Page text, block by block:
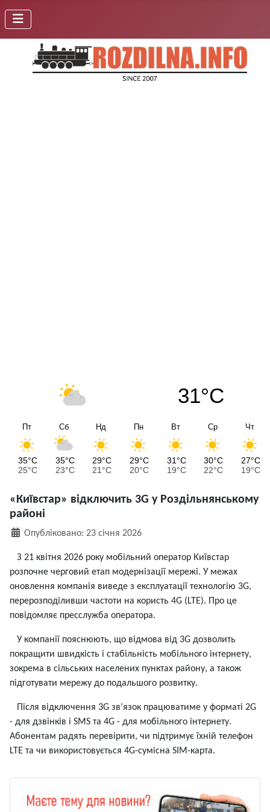
31°C
Пт
35°C
25°C
Сб
35°C
23°C
Нд
29°C
21°C
Пн
29°C
20°C
Вт
31°C
19°C
Ср
30°C
22°C
Чт
27°C
19°C
«Київстар» відключить 3G у Роздільнянському
районі
ДеталіОпубліковано: 23 січня 2026
З 21 квітня 2026 року мобільний оператор Київстар
розпочне черговий етап модернізації мережі. У межах
оновлення компанія виведе з експлуатації технологію 3G,
перерозподіливши частоти на користь 4G (LTE). Про це
повідомляє пресслужба оператора.
У компанії пояснюють, що відмова від 3G дозволить
покращити швидкість і стабільність мобільного інтернету,
зокрема в сільських населених пунктах району, а також
підготувати мережу до подальшого розвитку.
Після відключення 3G зв’язок працюватиме у форматі 2G
- для дзвінків і SMS та 4G - для мобільного інтернету.
Абонентам радять перевірити, чи підтримує їхній телефон
LTE та чи використовується 4G-сумісна SIM-карта.